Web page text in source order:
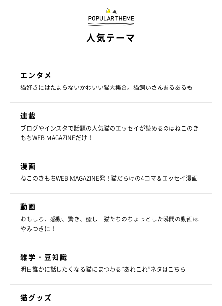
せてくれていることでしょうね。
@neko_no_negichan
ます。
取材・文／二宮ねこむ
人気テーマ
エンタメ
猫好きにはたまらないかわいい猫大集合。猫飼いさんあるあるも
連載
ブログやインスタで話題の人気猫のエッセイが読めるのはねこのき
もちWEB MAGAZINEだけ！
漫画
ねこのきもちWEB MAGAZINE発！猫だらけの4コマ＆エッセイ漫画
動画
おもしろ、感動、驚き、癒し…猫たちのちょっとした瞬間の動画は
やみつきに！
雑学・豆知識
明日誰かに話したくなる猫にまつわる”あれこれ”ネタはこちら
猫グッズ